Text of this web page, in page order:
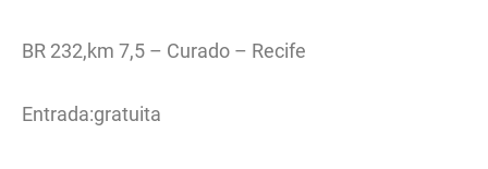
BR­ 232,km 7,5 – Curado – Recife
Entrada:gratuita